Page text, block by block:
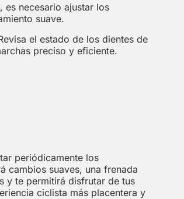
es necesario ajustar los
suave.
el estado de los dientes de
preciso y eficiente.
periódicamente los
cambios suaves, una frenada
y te permitirá disfrutar de tus
ciclista más placentera y